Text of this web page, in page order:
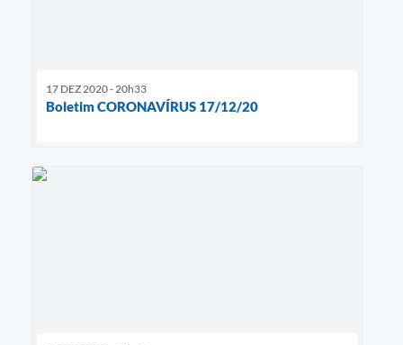
17 DEZ 2020 - 20h33
Boletim CORONAVÍRUS 17/12/20